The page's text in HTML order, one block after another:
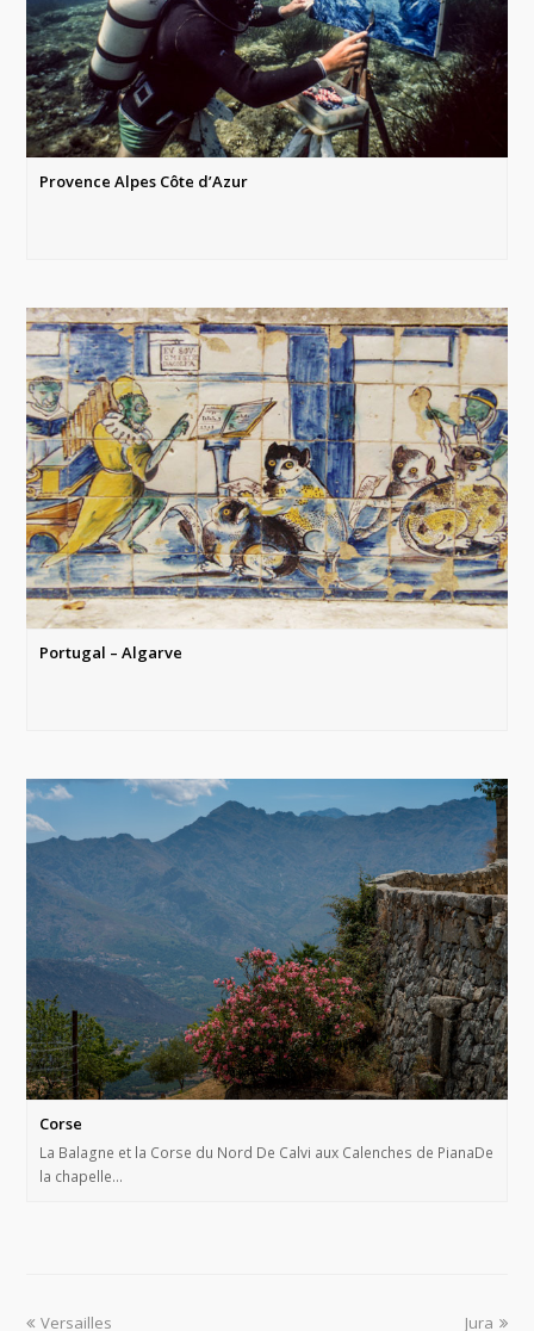
Provence Alpes Côte d’Azur
Portugal – Algarve
Corse
La Balagne et la Corse du Nord De Calvi aux Calenches de PianaDe
la chapelle…
Versailles Jura